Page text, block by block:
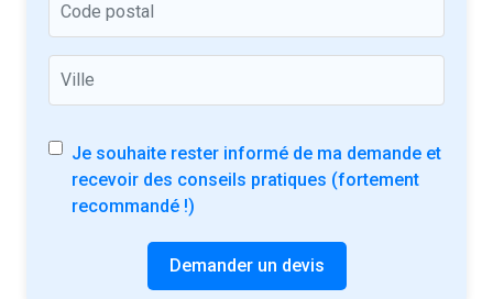
Je souhaite rester informé de ma demande et
recevoir des conseils pratiques (fortement
recommandé !)
Demander un devis